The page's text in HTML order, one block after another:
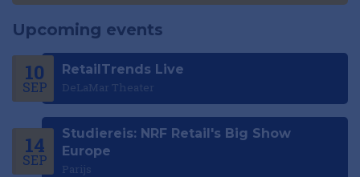
Upcoming events
10
SEP
RetailTrends Live
DeLaMar Theater
14
SEP
Studiereis: NRF Retail's Big Show
Europe
Parijs